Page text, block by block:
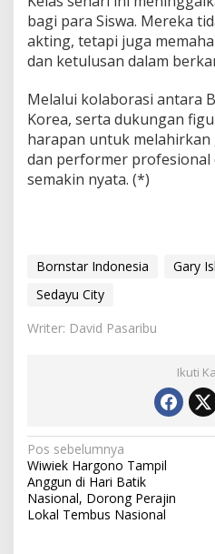
bagi para Siswa. Mereka
akting, tetapi juga
dan ketulusan dalam
Melalui kolaborasi antara
Korea, serta dukungan
harapan untuk
dan performer profesional
semakin nyata. (*)
Bornstar Indonesia Gary
Sedayu City
Writer: David Pasaribu
Ikuti
N
a
v
i
Pos sebelumnya
Wiwiek Hargono Tampil
Anggun di Hari Batik
Nasional, Dorong Perajin
Lokal Tembus Nasional